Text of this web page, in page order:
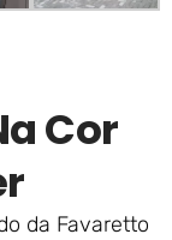
Cor
da Favaretto